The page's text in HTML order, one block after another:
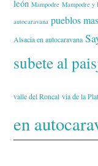
león Mampodre Mampodre y
autocaravana pueblos
Alsacia en autocaravana
subete al
valle del Roncal via de la
en